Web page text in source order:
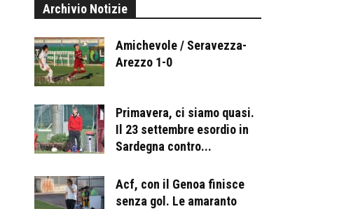
Archivio Notizie
Amichevole / Seravezza-
Arezzo 1-0
Primavera, ci siamo quasi.
Il 23 settembre esordio in
Sardegna contro...
Acf, con il Genoa finisce
senza gol. Le amaranto